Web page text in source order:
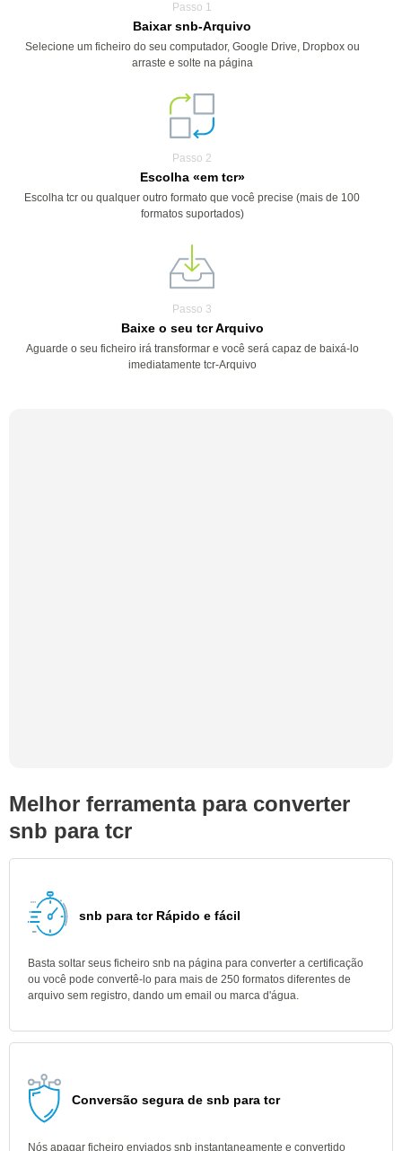
Passo 1
Baixar snb-Arquivo
Selecione um ficheiro do seu computador, Google Drive, Dropbox ou
arraste e solte na página
Passo 2
Escolha «em tcr»
Escolha tcr ou qualquer outro formato que você precise (mais de 100
formatos suportados)
Passo 3
Baixe o seu tcr Arquivo
Aguarde o seu ficheiro irá transformar e você será capaz de baixá-lo
imediatamente tcr-Arquivo
Melhor ferramenta para converter
snb para tcr
snb para tcr Rápido e fácil
Basta soltar seus ficheiro snb na página para converter a certificação
ou você pode convertê-lo para mais de 250 formatos diferentes de
arquivo sem registro, dando um email ou marca d'água.
Conversão segura de snb para tcr
Nós apagar ficheiro enviados snb instantaneamente e convertido